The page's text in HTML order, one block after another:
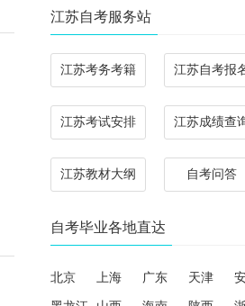
江苏自考服务站
江苏考务考籍 江苏自考报
江苏考试安排 江苏成绩查
江苏教材大纲 自考问答
自考毕业各地直达
北京 上海 广东 天津